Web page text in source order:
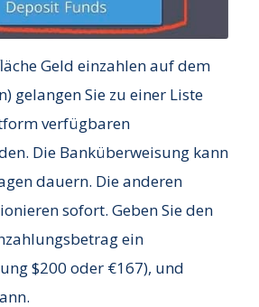
Geld einzahlen auf dem
gelangen Sie zu einer Liste
verfügbaren
Die Banküberweisung kann
dauern. Die anderen
sofort. Geben Sie den
ein
$200 oder €167), und